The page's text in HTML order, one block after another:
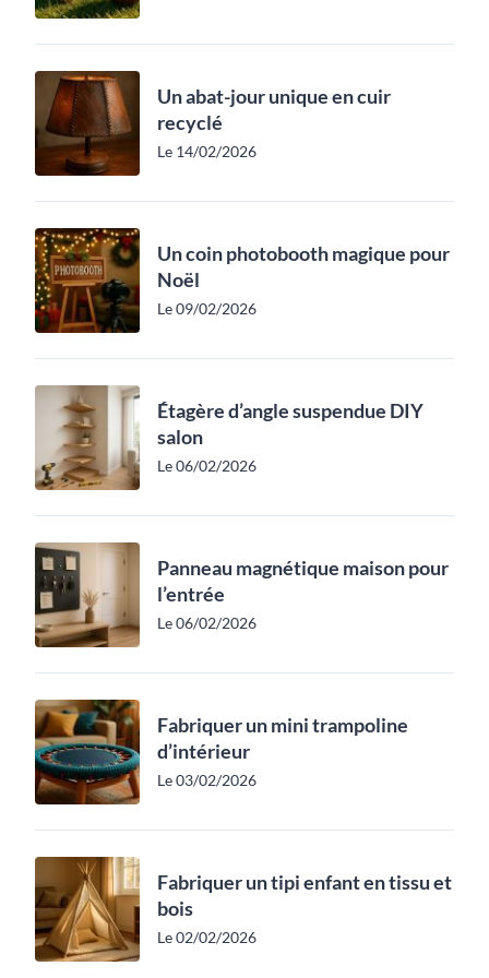
Un abat-jour unique en cuir
recyclé
Le 14/02/2026
Un coin photobooth magique pour
Noël
Le 09/02/2026
Étagère d’angle suspendue DIY
salon
Le 06/02/2026
Panneau magnétique maison pour
l’entrée
Le 06/02/2026
Fabriquer un mini trampoline
d’intérieur
Le 03/02/2026
Fabriquer un tipi enfant en tissu et
bois
Le 02/02/2026